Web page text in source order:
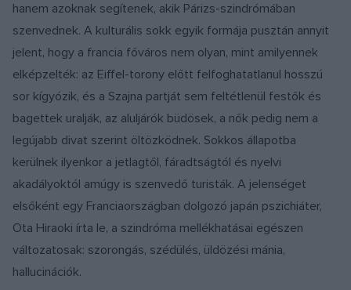
hanem azoknak segítenek, akik Párizs-szindrómában
szenvednek. A kulturális sokk egyik formája pusztán annyit
jelent, hogy a francia főváros nem olyan, mint amilyennek
elképzelték: az Eiffel-torony előtt felfoghatatlanul hosszú
sor kígyózik, és a Szajna partját sem feltétlenül festők és
bagettek uralják, az aluljárók büdösek, a nők pedig nem a
legújabb divat szerint öltözködnek. Sokkos állapotba
kerülnek ilyenkor a jetlagtől, fáradtságtól és nyelvi
akadályoktól amúgy is szenvedő turisták. A jelenséget
elsőként egy Franciaországban dolgozó japán pszichiáter,
Ota Hiraoki írta le, a szindróma mellékhatásai egészen
változatosak: szorongás, szédülés, üldözési mánia,
hallucinációk.